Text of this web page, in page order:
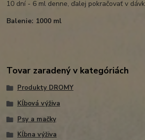
10 dní - 6 ml denne, ďalej pokračovať v
Balenie: 1000 ml
Tovar zaradený v kategóriách
Produkty DROMY
Kĺbová výživa
Psy a mačky
Kĺbna výživa